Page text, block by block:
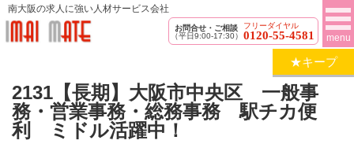
南大阪の求人に強い人材サービス会社
お問合せ・ご相談
（平日9:00-17:30）
フリーダイヤル
0120-55-4581 menu
★キープ
2131【長期】大阪市中央区 一般事
務・営業事務・総務事務 駅チカ便
利 ミドル活躍中！